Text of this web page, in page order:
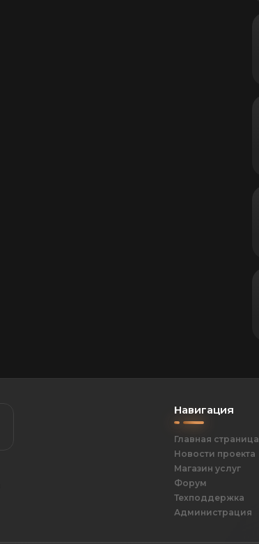
Навигация
Главная страница
Новости проекта
Магазин услуг
Форум
Техподдержка
Администрация